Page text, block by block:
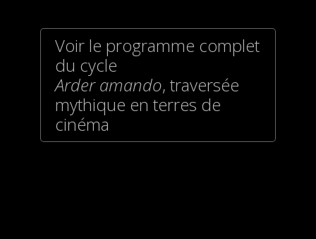
Voir le programme complet
du cycle
Arder amando, traversée
mythique en terres de
cinéma